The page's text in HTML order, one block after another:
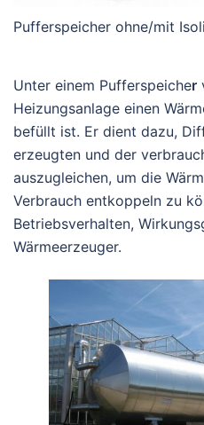
Pufferspeicher ohne/mit
Unter einem Pufferspeicher
Heizungsanlage einen
befüllt ist. Er dient dazu,
erzeugten und der
auszugleichen, um die
Verbrauch entkoppeln zu
Betriebsverhalten,
Wärmeerzeuger.